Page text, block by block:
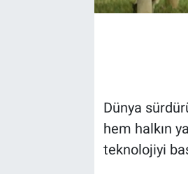
Dünya
hem halkın
teknolojiyi